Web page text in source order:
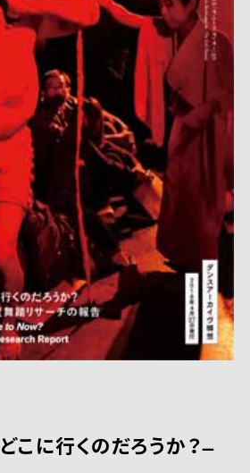
こに行くのだろうか？